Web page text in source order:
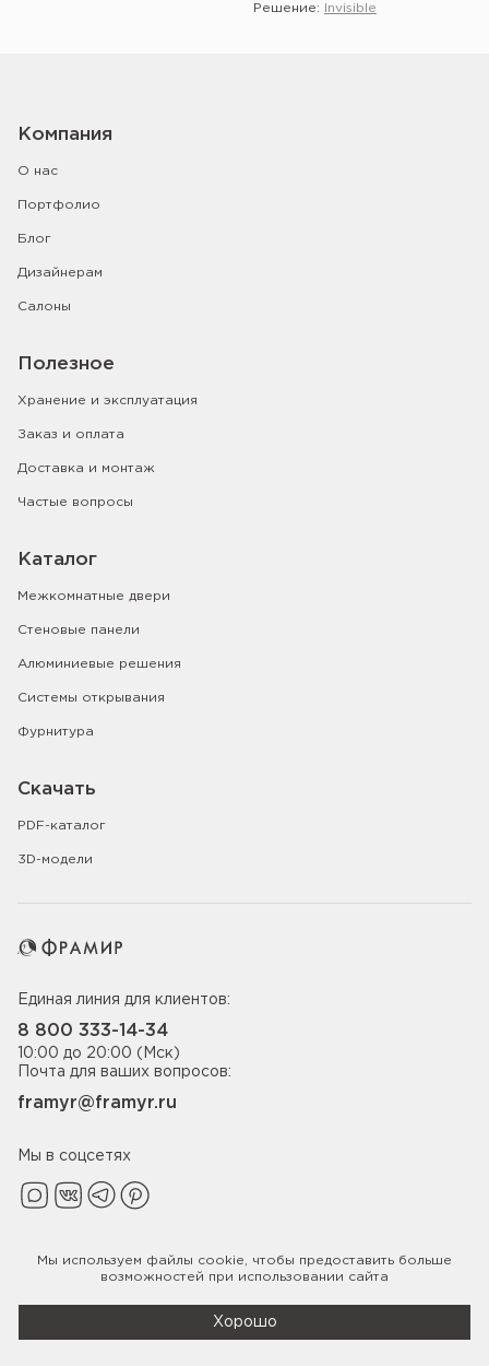
Решение:
Invisible
Компания
О нас
Портфолио
Блог
Дизайнерам
Салоны
Полезное
Хранение и эксплуатация
Заказ и оплата
Доставка и монтаж
Частые вопросы
Каталог
Межкомнатные двери
Стеновые панели
Алюминиевые решения
Системы открывания
Фурнитура
Скачать
PDF-каталог
3D-модели
Единая линия для клиентов:
8 800 333-14-34
10:00 до 20:00 (Мск)
Почта для ваших вопросов:
framyr@framyr.ru
Мы в соцсетях
Политика конфиденциальности
Мы используем файлы cookie , чтобы предоставить больше
возможностей при использовании сайта
Хорошо